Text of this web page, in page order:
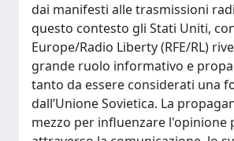
dai manifesti alle trasmissioni
questo contesto gli Stati Uniti,
Europe/Radio Liberty (RFE/RL)
grande ruolo informativo e
tanto da essere considerati una
dall’Unione Sovietica. La
mezzo per influenzare l'opinione